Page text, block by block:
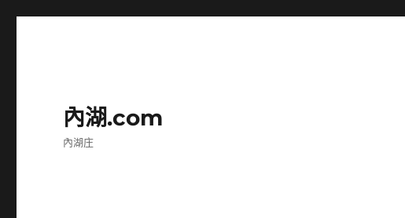
內湖.com
內湖庄